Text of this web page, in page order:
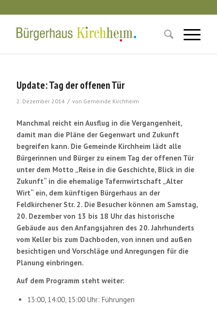
Update: Tag der offenen Tür
2. Dezember 2014 / von Gemeinde Kirchheim
Manchmal reicht ein Ausflug in die Vergangenheit,
damit man die Pläne der Gegenwart und Zukunft
begreifen kann. Die Gemeinde Kirchheim lädt alle
Bürgerinnen und Bürger zu einem Tag der offenen Tür
unter dem Motto „Reise in die Geschichte, Blick in die
Zukunft“ in die ehemalige Tafernwirtschaft „Alter
Wirt“ ein, dem künftigen Bürgerhaus an der
Feldkirchener Str. 2. Die Besucher können am Samstag,
20. Dezember von 13 bis 18 Uhr das historische
Gebäude aus den Anfangsjahren des 20. Jahrhunderts
vom Keller bis zum Dachboden, von innen und außen
besichtigen und Vorschläge und Anregungen für die
Planung einbringen.
Auf dem Programm steht weiter:
13:00, 14:00, 15:00 Uhr: Führungen